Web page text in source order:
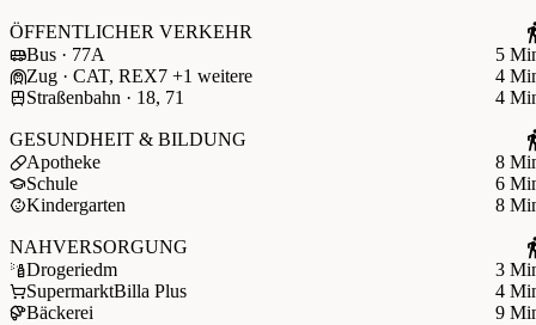
ÖFFENTLICHER VERKEHR
Bus · 77A
5
Zug · CAT, REX7 +1 weitere
4
Straßenbahn · 18, 71
4
GESUNDHEIT & BILDUNG
Apotheke
8
Schule
6
Kindergarten
8
NAHVERSORGUNG
Drogeriedm
3
SupermarktBilla Plus
4
Bäckerei
9